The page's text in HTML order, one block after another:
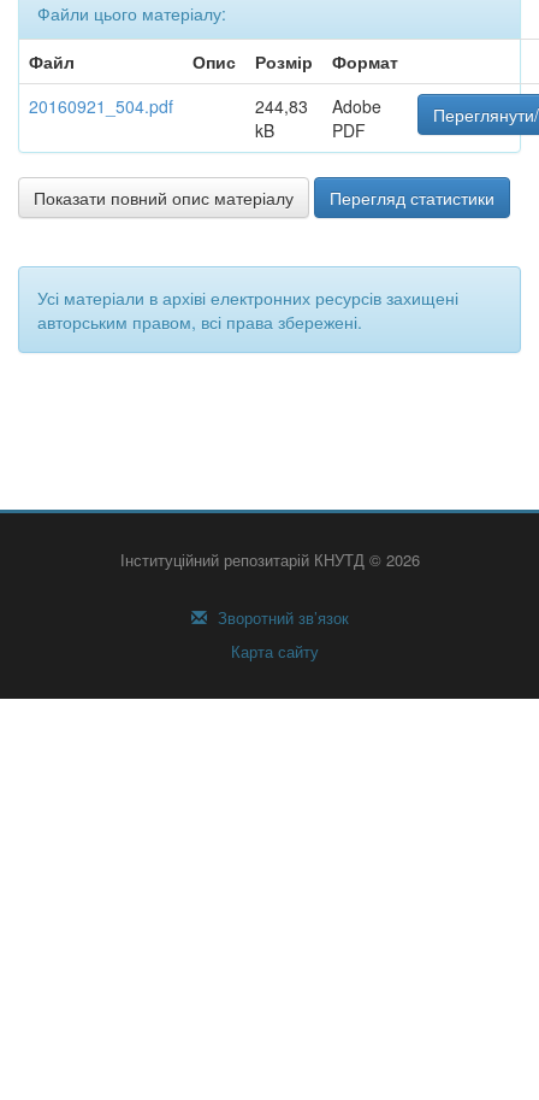
Файли цього матеріалу:
Файл
Опис Розмір
Формат
20160921_504.pdf
244,83
kB
Adobe
PDF
Показати повний опис матеріалу Перегляд статистики
Усі матеріали в архіві електронних ресурсів захищені
авторським правом, всі права збережені.
Інституційний репозитарій КНУТД © 2026
Зворотний зв’язок
Карта сайту